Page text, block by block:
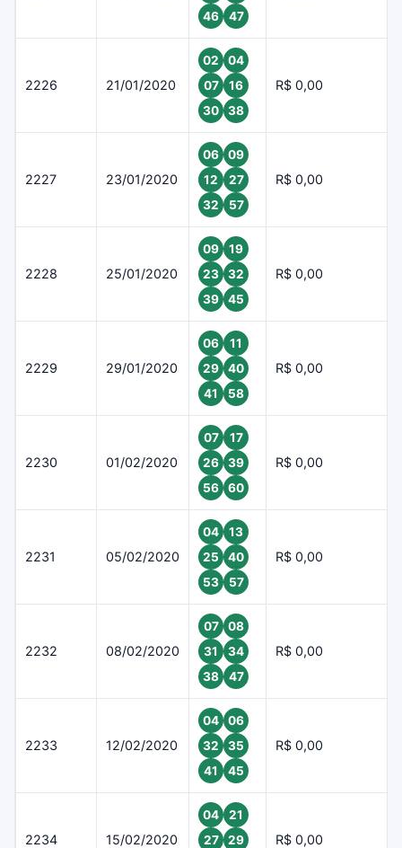
46
47
2226 21/01/2020
02
04
07
16
30
38
R$ 0,00
2227 23/01/2020
06
09
12
27
32
57
R$ 0,00
2228 25/01/2020
09
19
23
32
39
45
R$ 0,00
2229 29/01/2020
06
11
29
40
41
58
R$ 0,00
2230 01/02/2020
07
17
26
39
56
60
R$ 0,00
2231 05/02/2020
04
13
25
40
53
57
R$ 0,00
2232 08/02/2020
07
08
31
34
38
47
R$ 0,00
2233 12/02/2020
04
06
32
35
41
45
R$ 0,00
2234 15/02/2020
04
21
27
29
R$ 0,00